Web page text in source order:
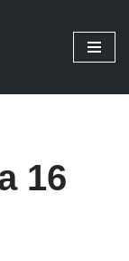
16